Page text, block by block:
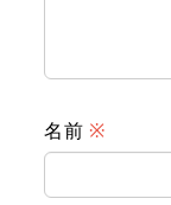
名前 ※